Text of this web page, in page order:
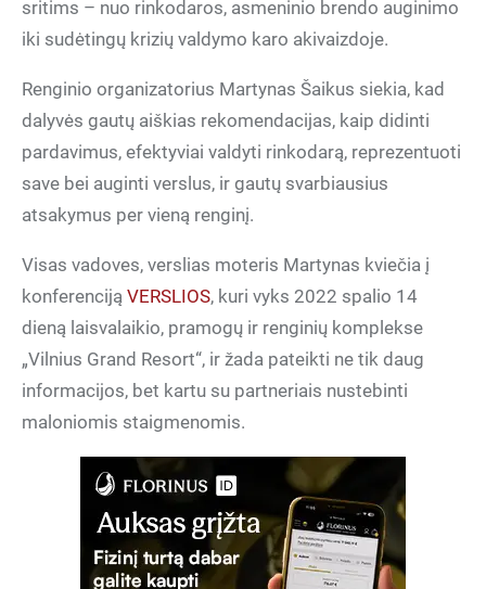
sritims – nuo rinkodaros, asmeninio brendo auginimo
iki sudėtingų krizių valdymo karo akivaizdoje.
Renginio organizatorius Martynas Šaikus siekia, kad
dalyvės gautų aiškias rekomendacijas, kaip didinti
pardavimus, efektyviai valdyti rinkodarą, reprezentuoti
save bei auginti verslus, ir gautų svarbiausius
atsakymus per vieną renginį.
Visas vadoves, verslias moteris Martynas kviečia į
konferenciją VERSLIOS, kuri vyks 2022 spalio 14
dieną laisvalaikio, pramogų ir renginių komplekse
„Vilnius Grand Resort“, ir žada pateikti ne tik daug
informacijos, bet kartu su partneriais nustebinti
maloniomis staigmenomis.